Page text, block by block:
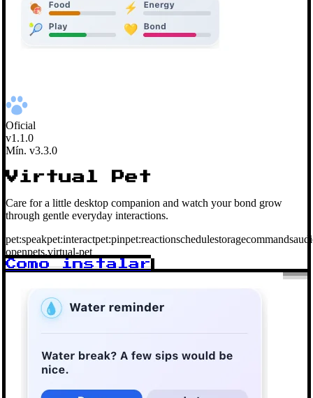
Oficial
v1.1.0
Mín. v3.3.0
Virtual Pet
Care for a little desktop companion and watch your bond grow
through gentle everyday interactions.
pet:speakpet:interactpet:pinpet:reactionschedulestoragecommands
openpets.virtual-pet
Como instalar